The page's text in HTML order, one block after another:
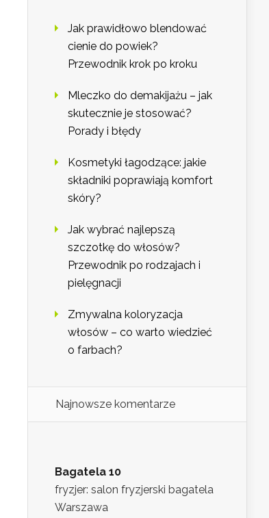
Jak prawidłowo blendować
cienie do powiek?
Przewodnik krok po kroku
Mleczko do demakijażu – jak
skutecznie je stosować?
Porady i błędy
Kosmetyki łagodzące: jakie
składniki poprawiają komfort
skóry?
Jak wybrać najlepszą
szczotkę do włosów?
Przewodnik po rodzajach i
pielęgnacji
Zmywalna koloryzacja
włosów – co warto wiedzieć
o farbach?
Najnowsze komentarze
Bagatela 10
fryzjer: salon fryzjerski bagatela
Warszawa